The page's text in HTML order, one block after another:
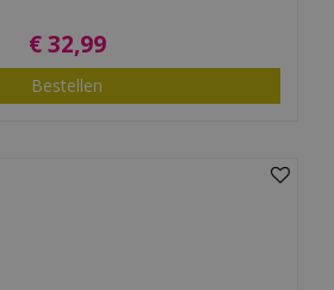
€ 32,99
Bestellen